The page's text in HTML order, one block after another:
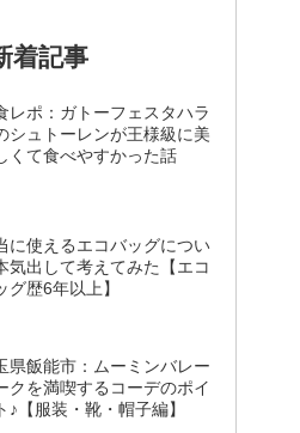
着記事
レポ：ガトーフェスタハラ
シュトーレンが王様級に美
くて食べやすかった話
に使えるエコバッグについ
気出して考えてみた【エコ
グ歴6年以上】
県飯能市：ムーミンバレー
クを満喫するコーデのポイ
♪【服装・靴・帽子編】